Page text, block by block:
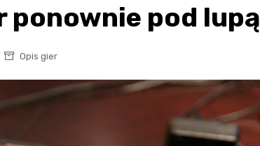
pod lupą
Opis gier